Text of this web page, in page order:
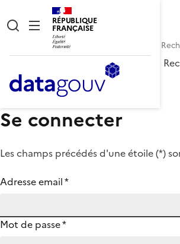
RÉPUBLIQUE
FRANÇAISE
Se connecter
Les champs précédés d'une étoile (*)
Adresse email*
Mot de passe*